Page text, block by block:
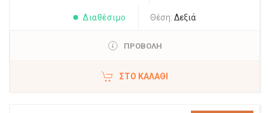
Διαθέσιμο Θέση: Δεξιά
ΠΡΟΒΟΛΗ
ΣΤΟ ΚΑΛΆΘΙ